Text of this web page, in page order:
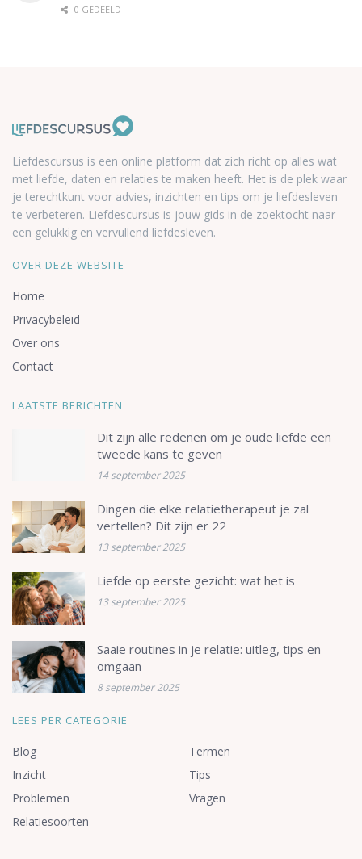
0 GEDEELD
Liefdescursus is een online platform dat zich richt op alles wat
met liefde, daten en relaties te maken heeft. Het is de plek waar
je terechtkunt voor advies, inzichten en tips om je liefdesleven
te verbeteren. Liefdescursus is jouw gids in de zoektocht naar
een gelukkig en vervullend liefdesleven.
OVER DEZE WEBSITE
Home
Privacybeleid
Over ons
Contact
LAATSTE BERICHTEN
Dit zijn alle redenen om je oude liefde een
tweede kans te geven
14 september 2025
Dingen die elke relatietherapeut je zal
vertellen? Dit zijn er 22
13 september 2025
Liefde op eerste gezicht: wat het is
13 september 2025
Saaie routines in je relatie: uitleg, tips en
omgaan
8 september 2025
LEES PER CATEGORIE
Blog
Inzicht
Problemen
Relatiesoorten
Termen
Tips
Vragen